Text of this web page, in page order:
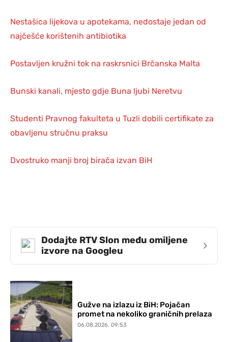
Nestašica lijekova u apotekama, nedostaje jedan od
najčešće korištenih antibiotika
Postavljen kružni tok na raskrsnici Brčanska Malta
Bunski kanali, mjesto gdje Buna ljubi Neretvu
Studenti Pravnog fakulteta u Tuzli dobili certifikate za
obavljenu stručnu praksu
Dvostruko manji broj birača izvan BiH
Dodajte RTV Slon među omiljene
izvore na Googleu
›
Gužve na izlazu iz BiH: Pojačan
promet na nekoliko graničnih prelaza
06.08.2026. 09:53